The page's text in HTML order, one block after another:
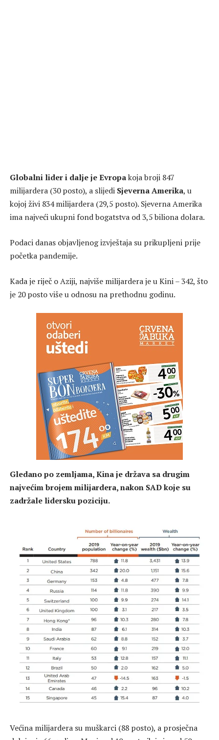
Globalni lider i dalje je Evropakoja broji 847
milijardera (30 posto), a slijedi Sjeverna Amerika, u
kojoj živi 834 milijardera (29,5 posto). Sjeverna Amerika
ima najveći ukupni fond bogatstva od 3,5 biliona dolara.
Podaci danas objavljenog izvještaja su prikupljeni prije
početka pandemije.
Kada je riječ o Aziji, najviše milijardera je u Kini – 342, što
je 20 posto više u odnosu na prethodnu godinu.
Gledano po zemljama, Kina je država sa drugim
najvećim brojem milijardera, nakon SAD koje su
zadržale lidersku poziciju.
Većina milijardera su muškarci (88 posto), a prosječna